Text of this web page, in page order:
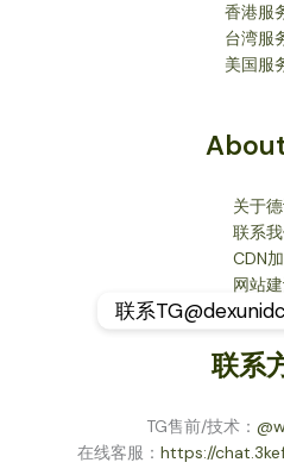
香港服
台湾服
美国服
关于
联系
CDN
网站
联系
TG售前/技术：
在线客服： https://
联系